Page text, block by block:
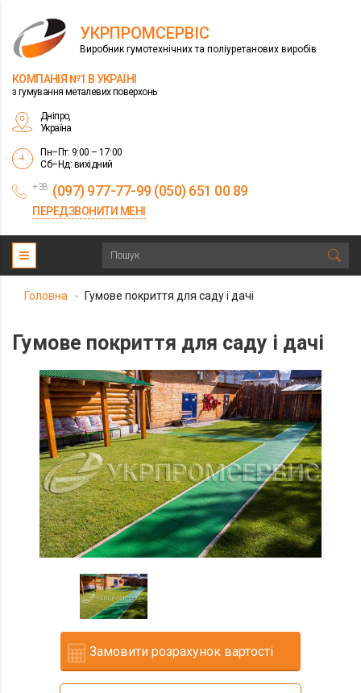
УКРПРОМСЕРВІС
Виробник гумотехнічних та поліуретанових виробів
КОМПАНІЯ №1 В УКРАЇНІ
з гумування металевих поверхонь
Дніпро,
Україна
Пн–Пт: 9:00 – 17:00
Сб–Нд: вихідний
+38 (097) 977-77-99 (050) 651 00 89
ПЕРЕДЗВОНИТИ МЕНІ
Головна > Гумове покриття для саду і дачі
Гумове покриття для саду і дачі
Замовити розрахунок вартості